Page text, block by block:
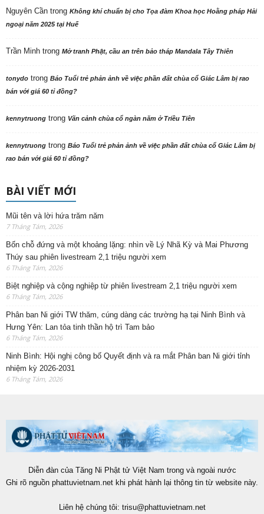
Nguyên Cần trong Không khí chuẩn bị cho Tọa đàm Khoa học Hoằng pháp Hải
ngoại năm 2025 tại Huế
Trần Minh trong Mở tranh Phật, cầu an trên bảo tháp Mandala Tây Thiên
tonydo trong Báo Tuổi trẻ phản ảnh về việc phần đất chùa cổ Giác Lâm bị rao
bán với giá 60 tỉ đồng?
kennytruong trong Vãn cảnh chùa cổ ngàn năm ở Triều Tiên
kennytruong trong Báo Tuổi trẻ phản ảnh về việc phần đất chùa cổ Giác Lâm bị
rao bán với giá 60 tỉ đồng?
BÀI VIẾT MỚI
Mũi tên và lời hứa trăm năm
7 Tháng Tám, 2026
Bốn chỗ đứng và một khoảng lặng: nhìn về Lý Nhã Kỳ và Mai Phương
Thúy sau phiên livestream 2,1 triệu người xem
6 Tháng Tám, 2026
Biệt nghiệp và cộng nghiệp từ phiên livestream 2,1 triệu người xem
6 Tháng Tám, 2026
Phân ban Ni giới TW thăm, cúng dàng các trường hạ tại Ninh Bình và
Hưng Yên: Lan tỏa tinh thần hộ trì Tam bảo
6 Tháng Tám, 2026
Ninh Bình: Hội nghị công bố Quyết định và ra mắt Phân ban Ni giới tỉnh
nhiệm kỳ 2026-2031
6 Tháng Tám, 2026
Diễn đàn của Tăng Ni Phật tử Việt Nam trong và ngoài nước
Ghi rõ nguồn phattuvietnam.net khi phát hành lại thông tin từ website này.
Liên hệ chúng tôi: trisu@phattuvietnam.net